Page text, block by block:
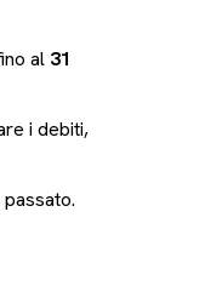
al 31
i debiti,